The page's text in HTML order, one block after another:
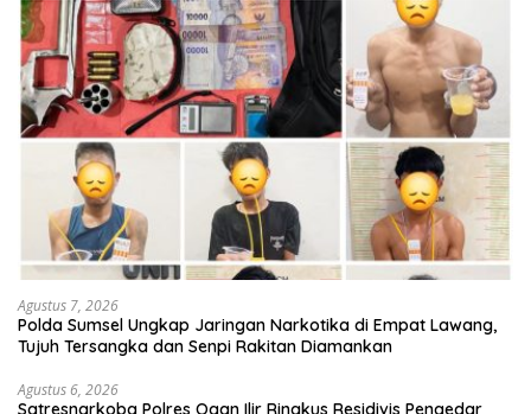
Agustus 7, 2026
Polda Sumsel Ungkap Jaringan Narkotika di Empat Lawang,
Tujuh Tersangka dan Senpi Rakitan Diamankan
Agustus 6, 2026
Satresnarkoba Polres Ogan Ilir Ringkus Residivis Pengedar